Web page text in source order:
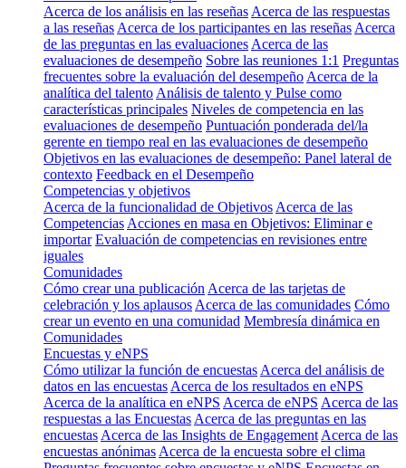
Acerca de los análisis en las reseñas Acerca de las respuestas
a las reseñas Acerca de los participantes en las reseñas Acerca
de las preguntas en las evaluaciones Acerca de las
evaluaciones de desempeño Sobre las reuniones 1:1 Preguntas
frecuentes sobre la evaluación del desempeño Acerca de la
analítica del talento Análisis de talento y Pulse como
características principales Niveles de competencia en las
evaluaciones de desempeño Puntuación ponderada del/la
gerente en tiempo real en las evaluaciones de desempeño
Objetivos en las evaluaciones de desempeño: Panel lateral de
contexto Feedback en el Desempeño
Competencias y objetivos
Acerca de la funcionalidad de Objetivos Acerca de las
Competencias Acciones en masa en Objetivos: Eliminar e
importar Evaluación de competencias en revisiones entre
iguales
Comunidades
Cómo crear una publicación Acerca de las tarjetas de
celebración y los aplausos Acerca de las comunidades Cómo
crear un evento en una comunidad Membresía dinámica en
Comunidades
Encuestas y eNPS
Cómo utilizar la función de encuestas Acerca del análisis de
datos en las encuestas Acerca de los resultados en eNPS
Acerca de la analítica en eNPS Acerca de eNPS Acerca de las
respuestas a las Encuestas Acerca de las preguntas en las
encuestas Acerca de las Insights de Engagement Acerca de las
encuestas anónimas Acerca de la encuesta sobre el clima